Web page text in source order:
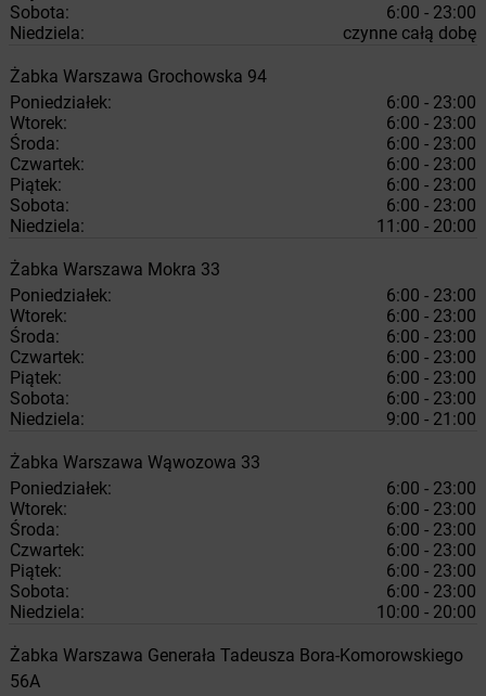
Sobota:
6:00 - 23:00
Niedziela:
czynne całą dobę
Żabka Warszawa Grochowska 94
Poniedziałek:
6:00 - 23:00
Wtorek:
6:00 - 23:00
Środa:
6:00 - 23:00
Czwartek:
6:00 - 23:00
Piątek:
6:00 - 23:00
Sobota:
6:00 - 23:00
Niedziela:
11:00 - 20:00
Żabka Warszawa Mokra 33
Poniedziałek:
6:00 - 23:00
Wtorek:
6:00 - 23:00
Środa:
6:00 - 23:00
Czwartek:
6:00 - 23:00
Piątek:
6:00 - 23:00
Sobota:
6:00 - 23:00
Niedziela:
9:00 - 21:00
Żabka Warszawa Wąwozowa 33
Poniedziałek:
6:00 - 23:00
Wtorek:
6:00 - 23:00
Środa:
6:00 - 23:00
Czwartek:
6:00 - 23:00
Piątek:
6:00 - 23:00
Sobota:
6:00 - 23:00
Niedziela:
10:00 - 20:00
Żabka Warszawa Generała Tadeusza Bora-Komorowskiego
56A